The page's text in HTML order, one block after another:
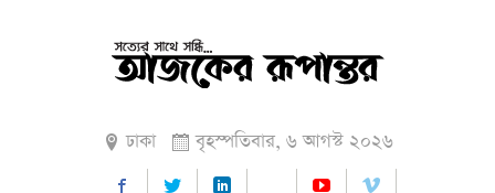
ঢাকা বৃহস্পতিবার, ৬ আগস্ট ২০২৬